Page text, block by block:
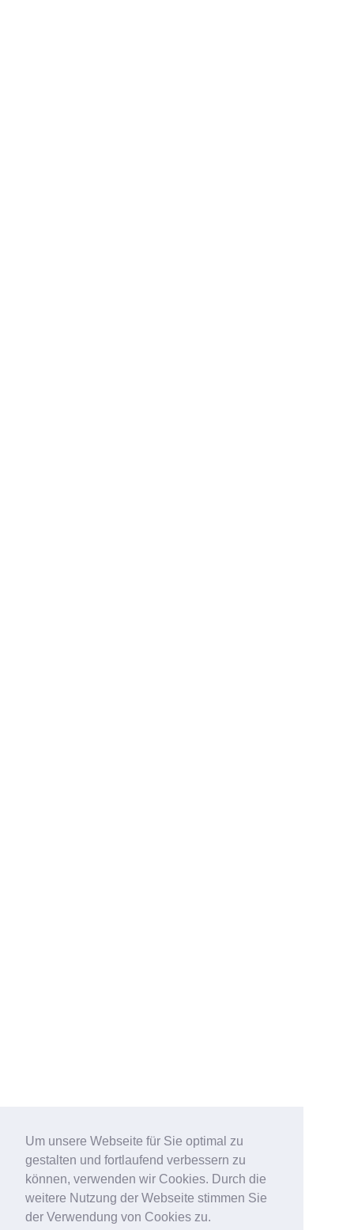
Um unsere Webseite für Sie optimal zu
gestalten und fortlaufend verbessern zu
können, verwenden wir Cookies. Durch die
weitere Nutzung der Webseite stimmen Sie
der Verwendung von Cookies zu.